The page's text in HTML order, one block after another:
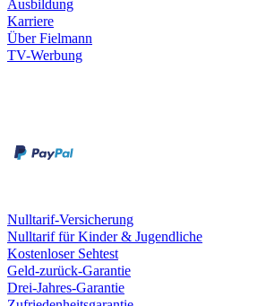
Ausbildung
Karriere
Über Fielmann
TV-Werbung
Nulltarif-Versicherung
Nulltarif für Kinder & Jugendliche
Kostenloser Sehtest
Geld-zurück-Garantie
Drei-Jahres-Garantie